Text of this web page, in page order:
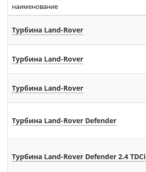
наименование
Турбина Land-Rover
Турбина Land-Rover
Турбина Land-Rover
Турбина Land-Rover Defender
Турбина Land-Rover Defender 2.4 TDCi